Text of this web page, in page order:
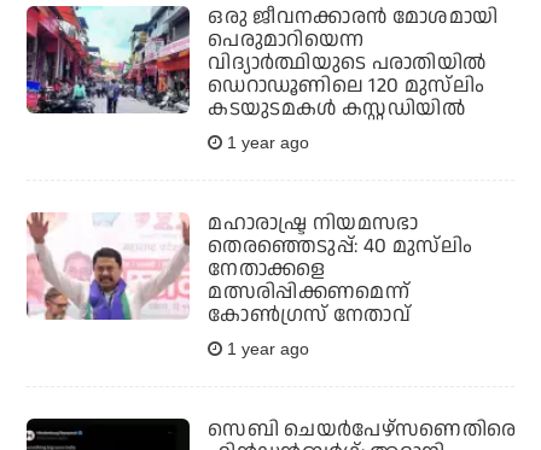
ഒരു ജീവനക്കാരന്‍ മോശമായി
പെരുമാറിയെന്ന
വിദ്യാര്‍ത്ഥിയുടെ പരാതിയില്‍
ഡെറാഡൂണിലെ 120 മുസ്‌ലിം
കടയുടമകള്‍ കസ്റ്റഡിയില്‍
1 year ago
മഹാരാഷ്ട്ര നിയമസഭാ
തെരഞ്ഞെടുപ്പ്: 40 മുസ്‌ലിം
നേതാക്കളെ
മത്സരിപ്പിക്കണമെന്ന്
കോണ്‍ഗ്രസ് നേതാവ്
1 year ago
സെബി ചെയര്‍പേഴ്‌സണെതിരെ